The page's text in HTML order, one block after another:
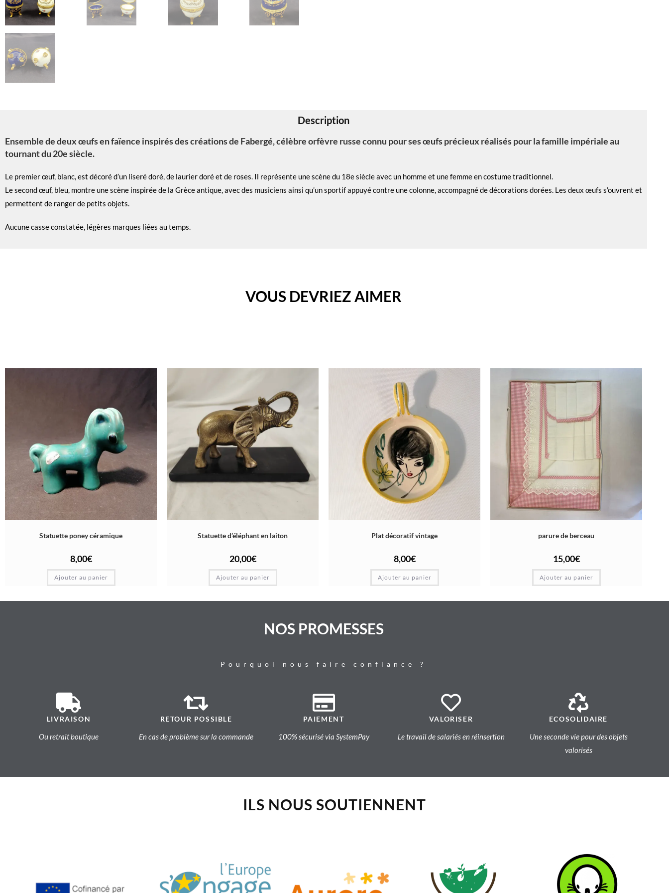
Description
Ensemble de deux œufs en faïence inspirés des créations de Fabergé, célèbre orfèvre russe connu pour ses œufs précieux réalisés pour la famille impériale au
tournant du 20e siècle.
Le premier œuf, blanc, est décoré d’un liseré doré, de laurier doré et de roses. Il représente une scène du 18e siècle avec un homme et une femme en costume traditionnel.
Le second œuf, bleu, montre une scène inspirée de la Grèce antique, avec des musiciens ainsi qu’un sportif appuyé contre une colonne, accompagné de décorations dorées. Les deux œufs s’ouvrent et
permettent de ranger de petits objets.
Aucune casse constatée, légères marques liées au temps.
VOUS DEVRIEZ AIMER
Statuette poney céramique
8,00€
Ajouter au panier
Statuette d’éléphant en laiton
20,00€
Ajouter au panier
Plat décoratif vintage
8,00€
Ajouter au panier
parure de berceau
15,00€
Ajouter au panier
NOS PROMESSES
Pourquoi nous faire confiance ?
LIVRAISON
Ou retrait boutique
RETOUR POSSIBLE
En cas de problème sur la commande
PAIEMENT
100% sécurisé via SystemPay
VALORISER
Le travail de salariés en réinsertion
ECOSOLIDAIRE
Une seconde vie pour des objets
valorisés
ILS NOUS SOUTIENNENT